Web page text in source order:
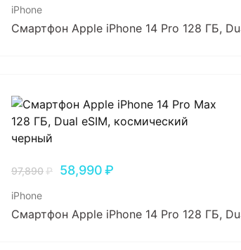
iPhone
Смартфон Apple iPhone 14 Pro 128 ГБ,
97,890₽ 58,990₽
iPhone
Смартфон Apple iPhone 14 Pro 128 ГБ,